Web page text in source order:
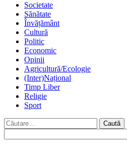
Societate
Sănătate
Învățământ
Cultură
Politic
Economic
Opinii
Agricultură/Ecologie
(Inter)Național
Timp Liber
Religie
Sport
Caută
după: